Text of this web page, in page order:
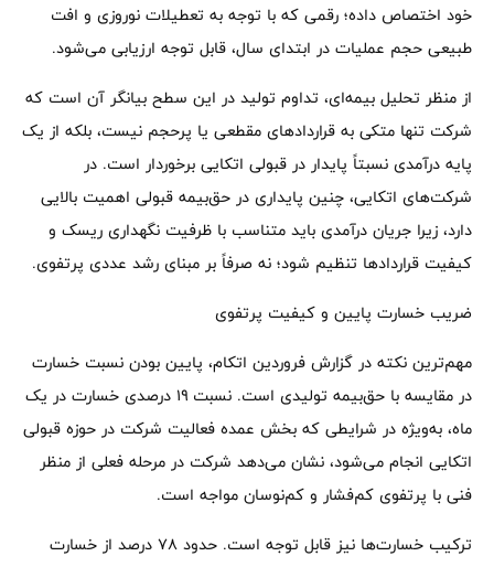
خود اختصاص داده؛ رقمی که با توجه به تعطیلات نوروزی و افت
طبیعی حجم عملیات در ابتدای سال، قابل توجه ارزیابی می‌شود.
از منظر تحلیل بیمه‌ای، تداوم تولید در این سطح بیانگر آن است که
شرکت تنها متکی به قراردادهای مقطعی یا پرحجم نیست، بلکه از یک
پایه درآمدی نسبتاً پایدار در قبولی اتکایی برخوردار است. در
شرکت‌های اتکایی، چنین پایداری در حق‌بیمه قبولی اهمیت بالایی
دارد، زیرا جریان درآمدی باید متناسب با ظرفیت نگهداری ریسک و
کیفیت قراردادها تنظیم شود؛ نه صرفاً بر مبنای رشد عددی پرتفوی.
ضریب خسارت پایین و کیفیت پرتفوی
مهم‌ترین نکته در گزارش فروردین اتکام، پایین بودن نسبت خسارت
در مقایسه با حق‌بیمه تولیدی است. نسبت ۱۹ درصدی خسارت در یک
ماه، به‌ویژه در شرایطی که بخش عمده فعالیت شرکت در حوزه قبولی
اتکایی انجام می‌شود، نشان می‌دهد شرکت در مرحله فعلی از منظر
فنی با پرتفوی کم‌فشار و کم‌نوسان مواجه است.
ترکیب خسارت‌ها نیز قابل توجه است. حدود ۷۸ درصد از خسارت